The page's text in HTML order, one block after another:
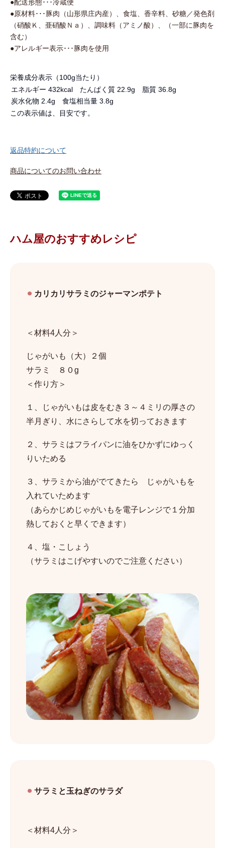
●配送形態･･･冷蔵便
●原材料･･･豚肉（山形県庄内産）、食塩、香辛料、砂糖／発色剤
（硝酸Ｋ、亜硝酸Ｎａ）、調味料（アミノ酸）、（一部に豚肉を
含む）
●アレルギー表示･･･豚肉を使用
栄養成分表示（100g当たり）
エネルギー 432kcal たんぱく質 22.9g 脂質 36.8g
炭水化物 2.4g 食塩相当量 3.8g
この表示値は、目安です。
返品特約について
商品についてのお問い合わせ
ハム屋のおすすめレシピ
カリカリサラミのジャーマンポテト
＜材料4人分＞
じゃがいも（大）２個
サラミ ８０g
＜作り方＞
１、じゃがいもは皮をむき３～４ミリの厚さの
半月ぎり、水にさらして水を切っておきます
２、サラミはフライパンに油をひかずにゆっく
りいためる
３、サラミから油がでてきたら じゃがいもを
入れていためます
（あらかじめじゃがいもを電子レンジで１分加
熱しておくと早くできます）
４、塩・こしょう
（サラミはこげやすいのでご注意ください）
サラミと玉ねぎのサラダ
＜材料4人分＞